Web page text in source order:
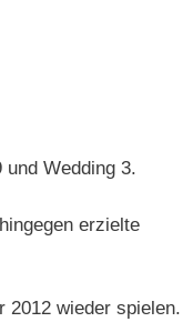
Wedding 3.
erzielte
2012 wieder spielen.